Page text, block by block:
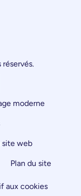
moderne
web
Plan du site
aux cookies